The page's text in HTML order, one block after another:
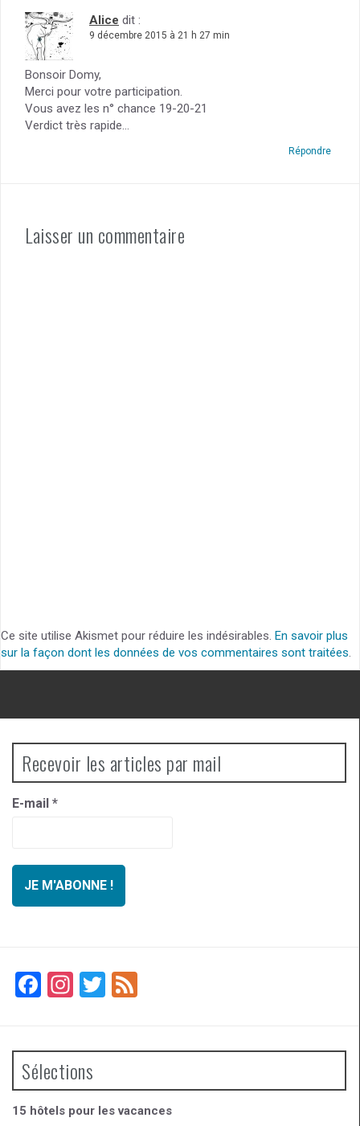
Alice dit :
9 décembre 2015 à 21 h 27 min
Bonsoir Domy,
Merci pour votre participation.
Vous avez les n° chance 19-20-21
Verdict très rapide…
Répondre
Laisser un commentaire
Ce site utilise Akismet pour réduire les indésirables. En savoir plus
sur la façon dont les données de vos commentaires sont traitées.
Recevoir les articles par mail
E-mail *
F
b
o
o
In
gr
a
m
T
er
Sélections
15 hôtels pour les vacances